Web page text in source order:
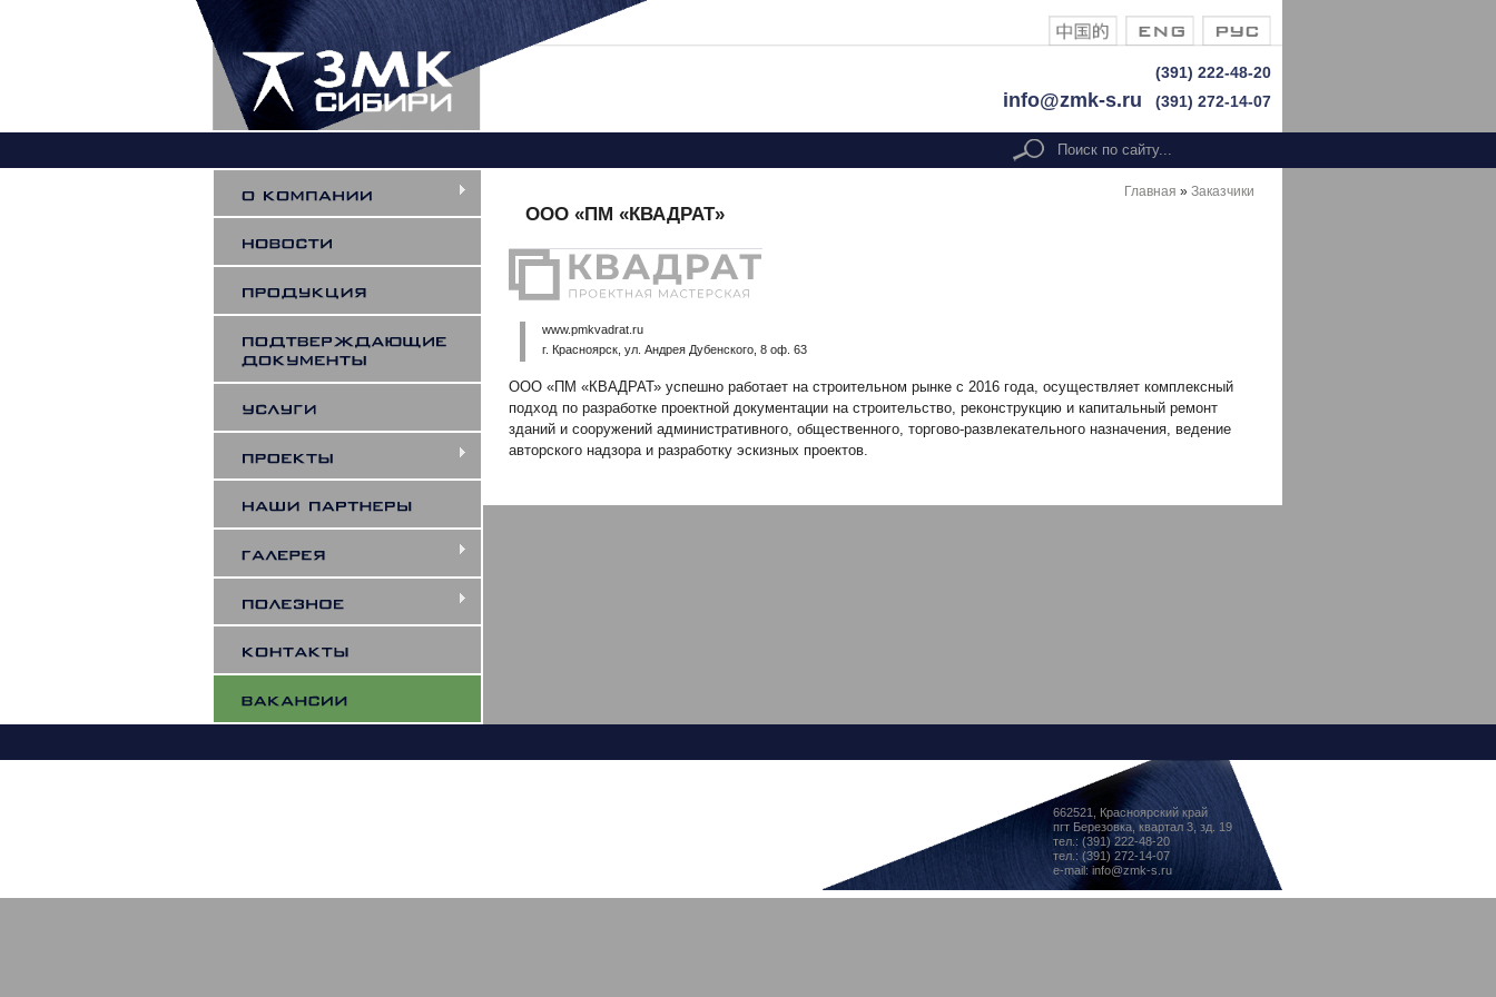
(391) 222-48-20
info@zmk-s.ru (391) 272-14-07
Форма поиска
search
Главная » Заказчики
ООО «ПМ «КВАДРАТ»
www.pmkvadrat.ru
г. Красноярск, ул. Андрея Дубенского, 8 оф. 63
ООО «ПМ «КВАДРАТ» успешно работает на строительном рынке с 2016 года, осуществляет комплексный
подход по разработке проектной документации на строительство, реконструкцию и капитальный ремонт
зданий и сооружений административного, общественного, торгово-развлекательного назначения, ведение
авторского надзора и разработку эскизных проектов.
662521, Красноярский край
пгт Березовка, квартал 3, зд. 19
тел.: (391) 222-48-20
тел.: (391) 272-14-07
e-mail: info@zmk-s.ru